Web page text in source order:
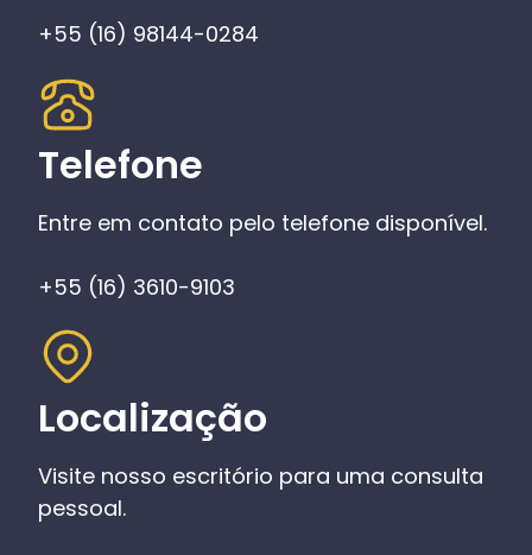
+55 (16) 98144-0284
Telefone
Entre em contato pelo telefone disponível.
+55 (16) 3610-9103
Localização
Visite nosso escritório para uma consulta
pessoal.